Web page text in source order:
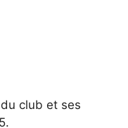
club et ses